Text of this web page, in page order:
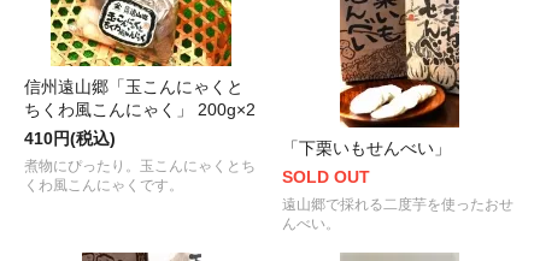
信州遠山郷「玉こんにゃくと
ちくわ風こんにゃく」 200g×2
410円(税込)
煮物にぴったり。玉こんにゃくとち
くわ風こんにゃくです。
「下栗いもせんべい」
SOLD OUT
遠山郷で採れる二度芋を使ったおせ
んべい。